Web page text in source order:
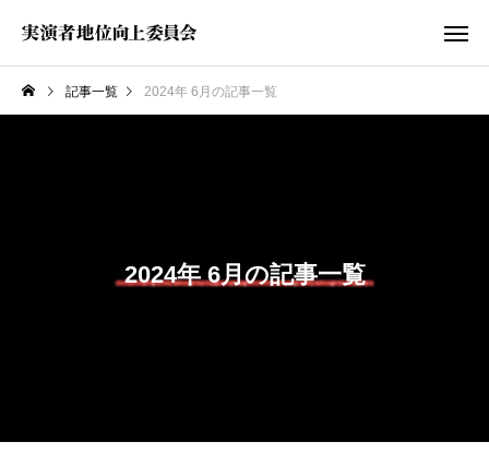
記事一覧 2024年 6月の記事一覧
2024年 6月の記事一覧